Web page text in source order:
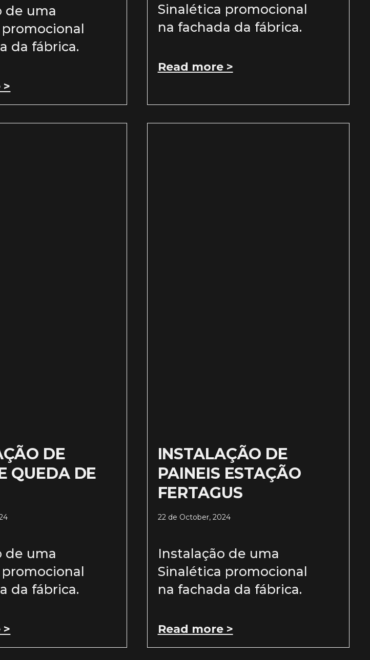
de uma
da fábrica.
Sinalética promocional
na fachada da fábrica.
Read more >
DE
QUEDA DE
de uma
da fábrica.
INSTALAÇÃO DE
PAINEIS ESTAÇÃO
FERTAGUS
22 de October, 2024
Instalação de uma
Sinalética promocional
na fachada da fábrica.
Read more >